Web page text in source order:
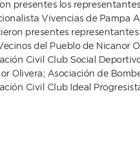
presentes los
Vivencias de Pampa
presentes
del Pueblo de Nicanor
Civil Club Social
Olivera; Asociación de
Civil Club Ideal